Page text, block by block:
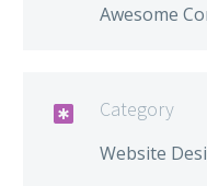
Awesome
 Category
Website